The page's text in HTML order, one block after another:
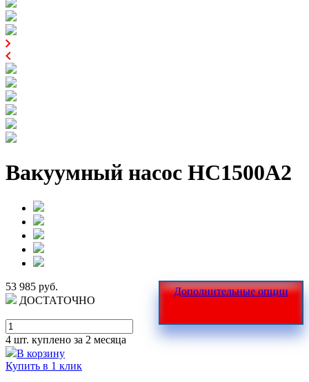
Вакуумный насос HC1500A2
53 985 руб. Дополнительные опции
ДОСТАТОЧНО
4 шт. куплено за 2 месяца
В корзину
Купить в 1 клик